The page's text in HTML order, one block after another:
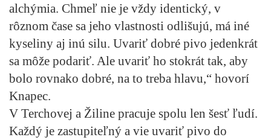
alchýmia. Chmeľ nie je vždy identický, v
rôznom čase sa jeho vlastnosti odlišujú, má iné
kyseliny aj inú silu. Uvariť dobré pivo jedenkrát
sa môže podariť. Ale uvariť ho stokrát tak, aby
bolo rovnako dobré, na to treba hlavu,“ hovorí
Knapec.
V Terchovej a Žiline pracuje spolu len šesť ľudí.
Každý je zastupiteľný a vie uvariť pivo do